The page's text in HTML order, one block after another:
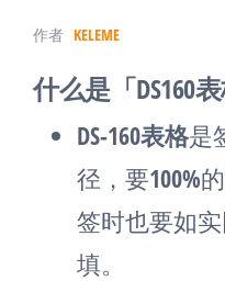
作者 KELEME
什么是「DS160
DS-160表格是
径，要100%
签时也要如
填。